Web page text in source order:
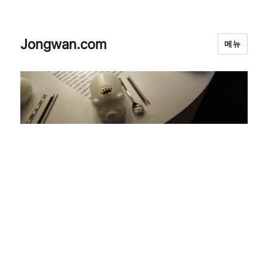
Jongwan.com 메뉴